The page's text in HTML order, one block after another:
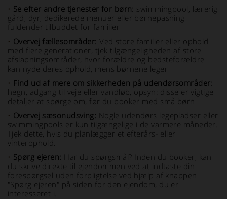
• Se efter andre tjenester for børn: swimmingpool, lærerig
gård, dyr, dedikerede menuer eller børnepasning
fuldender tilbuddet for familier
• Overvej fællesområder: Ved store familier eller ophold
med flere generationer, tjek tilgængeligheden af store
afslapningsområder, hvor forældre og bedsteforældre
kan nyde deres ophold, mens børnene leger
• Find ud af mere om sikkerheden på udendørsområder:
hegn, adgang til veje eller vandløb, opsyn: disse er vigtige
detaljer at spørge om, før du booker med små børn
• Overvej sæsonudsving: Nogle udendørs legepladser eller
swimmingpools er kun tilgængelige i de varmere måneder.
Tjek dette, hvis du planlægger et efterårs- eller
vinterophold.
• Spørg ejeren: Har du spørgsmål? Inden du booker, kan
du skrive direkte til ejendommen ved at indtaste din
forespørgsel uden forpligtelse ved hjælp af knappen
"Spørg ejeren" på siden for den ejendom, du er
interesseret i.